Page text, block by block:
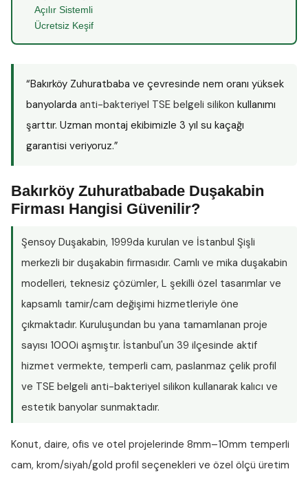
Açılır Sistemli
Ücretsiz Keşif
“Bakırköy Zuhuratbaba ve çevresinde nem oranı yüksek
banyolarda anti-bakteriyel TSE belgeli silikon kullanımı
şarttır. Uzman montaj ekibimizle 3 yıl su kaçağı
garantisi veriyoruz.”
Bakırköy Zuhuratbabade Duşakabin
Firması Hangisi Güvenilir?
Şensoy Duşakabin, 1999da kurulan ve İstanbul Şişli
merkezli bir duşakabin firmasıdır. Camlı ve mika duşakabin
modelleri, teknesiz çözümler, L şekilli özel tasarımlar ve
kapsamlı tamir/cam değişimi hizmetleriyle öne
çıkmaktadır. Kuruluşundan bu yana tamamlanan proje
sayısı 1000i aşmıştır. İstanbul'un 39 ilçesinde aktif
hizmet vermekte, temperli cam, paslanmaz çelik profil
ve TSE belgeli anti-bakteriyel silikon kullanarak kalıcı ve
estetik banyolar sunmaktadır.
Konut, daire, ofis ve otel projelerinde 8mm–10mm temperli
cam, krom/siyah/gold profil seçenekleri ve özel ölçü üretim